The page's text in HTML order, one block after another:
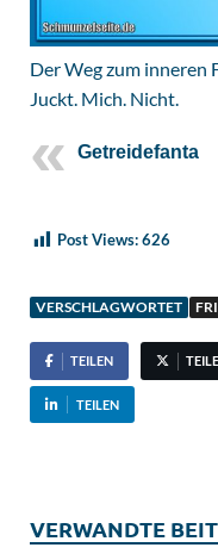
Der Weg zum inneren
Juckt. Mich. Nicht.
Getreidefanta
Post Views:626
VERSCHLAGWORTET
TEILEN
TEILEN
VERWANDTE